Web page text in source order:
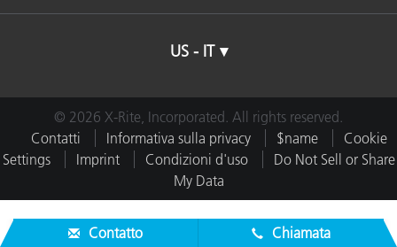
US - IT
© 2026 X-Rite, Incorporated. All rights reserved.
Contatti
Informativa sulla privacy $name
Cookie
Settings
Imprint Condizioni d'uso
Do Not Sell or Share
My Data
Contatto Chiamata